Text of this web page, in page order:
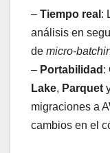
– Tiempo real :
análisis en
de micro-
– Portabilidad :
Lake, Parquet
migraciones a
cambios en el